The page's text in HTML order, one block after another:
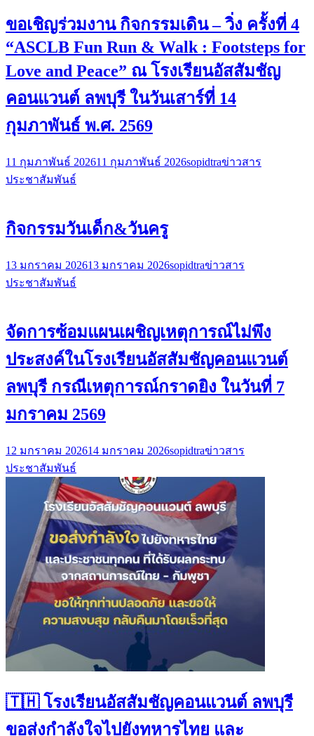
ขอเชิญร่วมงาน กิจกรรมเดิน – วิ่ง ครั้งที่ 4
“ASCLB Fun Run & Walk : Footsteps for
Love and Peace” ณ โรงเรียนอัสสัมชัญ
คอนแวนต์ ลพบุรี ในวันเสาร์ที่ 14
กุมภาพันธ์ พ.ศ. 2569
11 กุมภาพันธ์ 202611 กุมภาพันธ์ 2026sopidtraข่าวสาร
ประชาสัมพันธ์
กิจกรรมวันเด็ก&วันครู
13 มกราคม 202613 มกราคม 2026sopidtraข่าวสาร
ประชาสัมพันธ์
จัดการซ้อมแผนเผชิญเหตุการณ์ไม่พึง
ประสงค์ในโรงเรียนอัสสัมชัญคอนแวนต์
ลพบุรี กรณีเหตุการณ์กราดยิง ในวันที่ 7
มกราคม 2569
12 มกราคม 202614 มกราคม 2026sopidtraข่าวสาร
ประชาสัมพันธ์
🇹🇭 โรงเรียนอัสสัมชัญคอนแวนต์ ลพบุรี
ขอส่งกำลังใจไปยังทหารไทย และ